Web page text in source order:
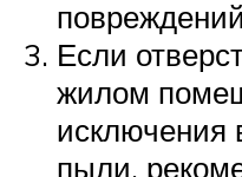
повреждений
Если
жилом
исключения
пыли,